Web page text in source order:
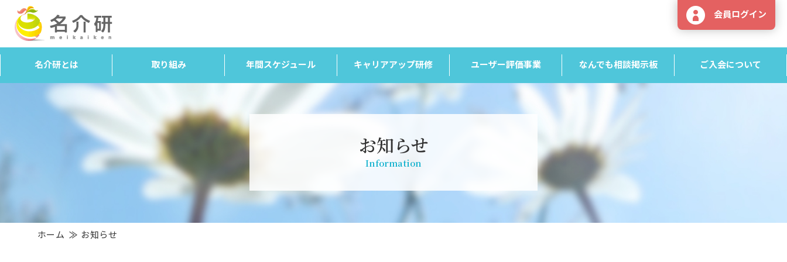
会員ログイン
名介研とは 取り組み 年間スケジュール キャリアアップ研修 ユーザー評価事業 なんでも相談掲示板 ご入会について
お知らせ
Information
ホーム お知らせ